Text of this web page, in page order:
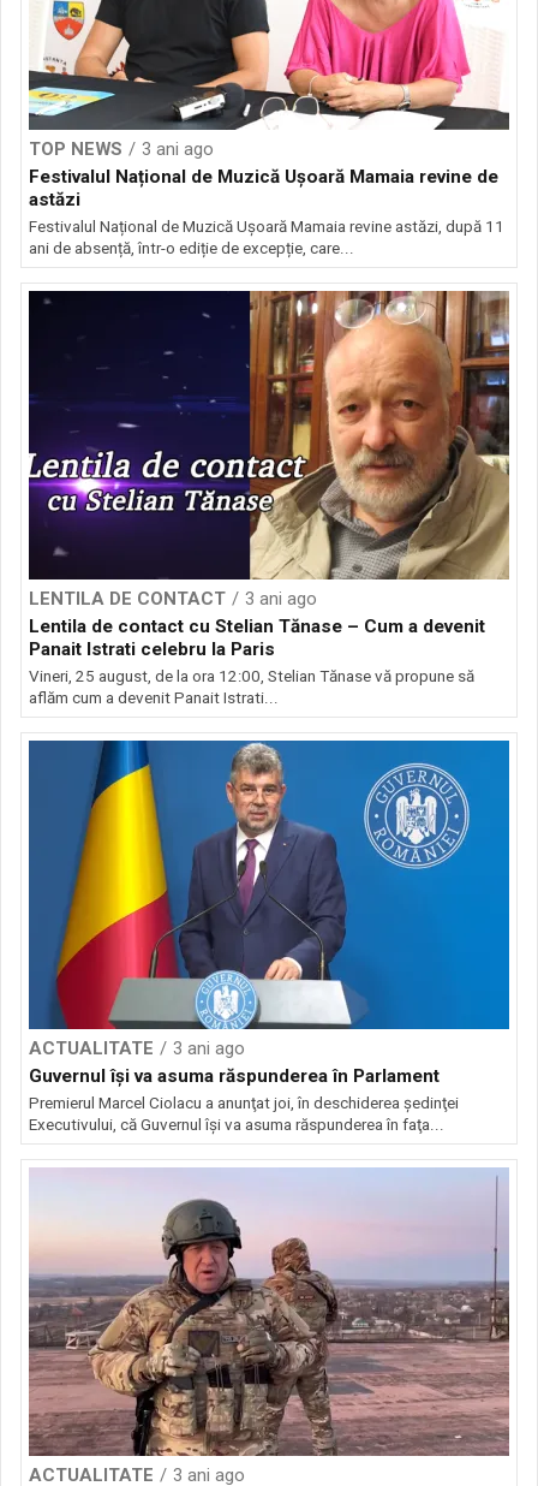
TOP NEWS
3 ani ago
Festivalul Național de Muzică Ușoară Mamaia revine de
astăzi
Festivalul Național de Muzică Ușoară Mamaia revine astăzi, după 11
ani de absență, într-o ediție de excepție, care...
LENTILA DE CONTACT
3 ani ago
Lentila de contact cu Stelian Tănase – Cum a devenit
Panait Istrati celebru la Paris
Vineri, 25 august, de la ora 12:00, Stelian Tănase vă propune să
aflăm cum a devenit Panait Istrati...
ACTUALITATE
3 ani ago
Guvernul îşi va asuma răspunderea în Parlament
Premierul Marcel Ciolacu a anunţat joi, în deschiderea şedinţei
Executivului, că Guvernul îşi va asuma răspunderea în faţa...
ACTUALITATE
3 ani ago